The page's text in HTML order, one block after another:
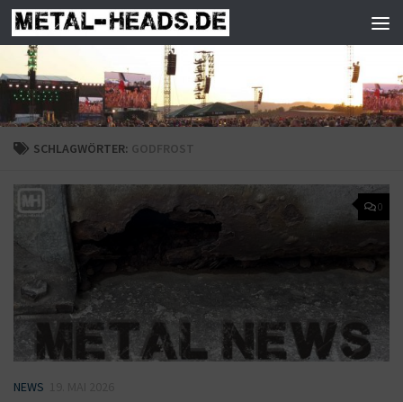
Zum Inhalt springen
SCHLAGWÖRTER: GODFROST
0
NEWS